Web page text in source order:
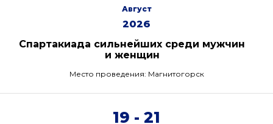
Август
2026
Спартакиада сильнейших среди мужчин
и женщин
Место проведения: Магнитогорск
19 - 21